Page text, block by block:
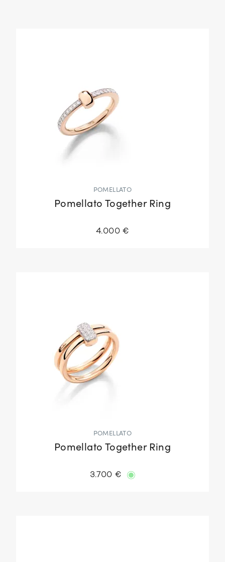
POMELLATO
Pomellato Together Ring
4.000 €
POMELLATO
Pomellato Together Ring
3.700 €